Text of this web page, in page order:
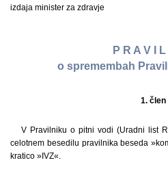
izdaja minister za zdravje
P R A V I
o spremembah
1. člen
V Pravilniku o pitni vodi (Uradni list
celotnem besedilu pravilnika beseda
kratico »IVZ«.